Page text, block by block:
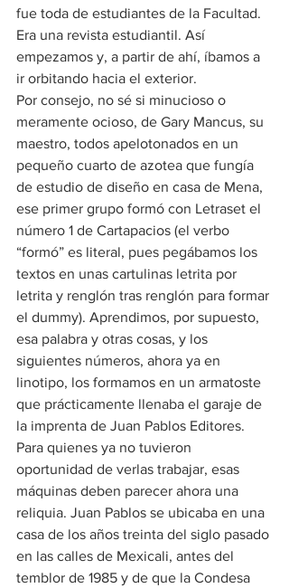
fue toda de estudiantes de la Facultad.
Era una revista estudiantil. Así
empezamos y, a partir de ahí, íbamos a
ir orbitando hacia el exterior.
Por consejo, no sé si minucioso o
meramente ocioso, de Gary Mancus, su
maestro, todos apelotonados en un
pequeño cuarto de azotea que fungía
de estudio de diseño en casa de Mena,
ese primer grupo formó con Letraset el
número 1 de Cartapacios (el verbo
“formó” es literal, pues pegábamos los
textos en unas cartulinas letrita por
letrita y renglón tras renglón para formar
el dummy). Aprendimos, por supuesto,
esa palabra y otras cosas, y los
siguientes números, ahora ya en
linotipo, los formamos en un armatoste
que prácticamente llenaba el garaje de
la imprenta de Juan Pablos Editores.
Para quienes ya no tuvieron
oportunidad de verlas trabajar, esas
máquinas deben parecer ahora una
reliquia. Juan Pablos se ubicaba en una
casa de los años treinta del siglo pasado
en las calles de Mexicali, antes del
temblor de 1985 y de que la Condesa